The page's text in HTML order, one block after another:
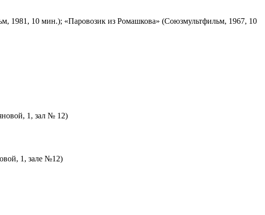
10 мин.); «Паровозик из Ромашкова» (Союзмультфильм, 1967, 10
1, зал № 12)
1, зале №12)